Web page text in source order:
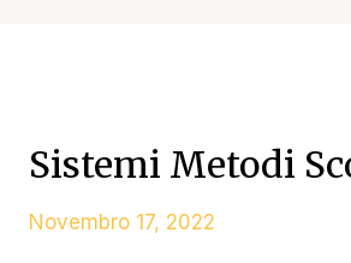
Sistemi Metodi
Novembro 17, 2022